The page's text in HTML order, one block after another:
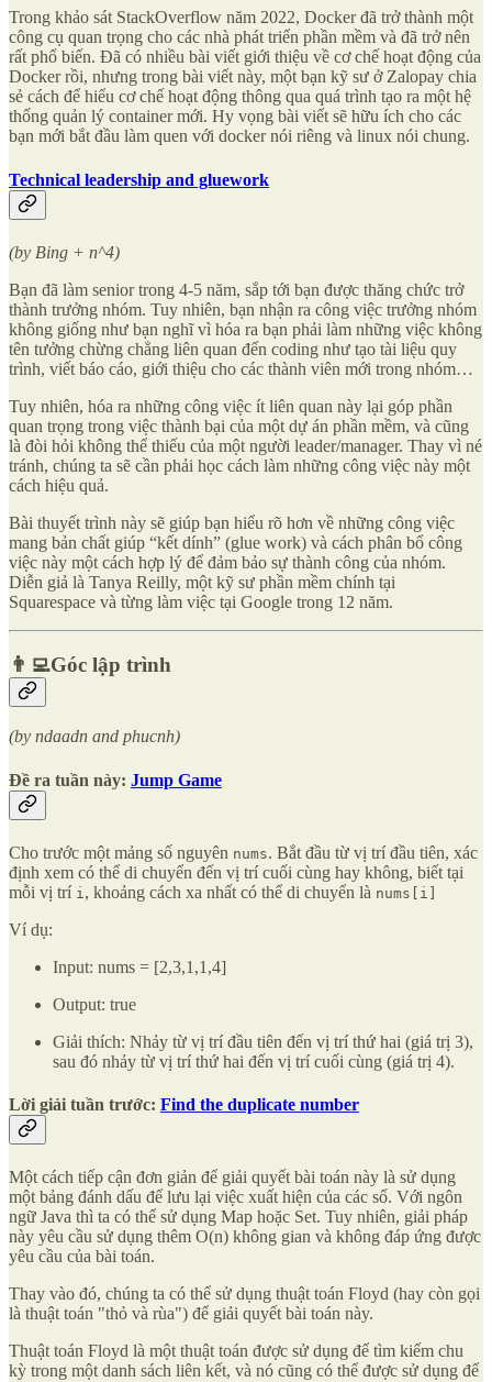
Trong khảo sát StackOverflow năm 2022, Docker đã trở thành một
công cụ quan trọng cho các nhà phát triển phần mềm và đã trở nên
rất phổ biến. Đã có nhiều bài viết giới thiệu về cơ chế hoạt động của
Docker rồi, nhưng trong bài viết này, một bạn kỹ sư ở Zalopay chia
sẻ cách để hiểu cơ chế hoạt động thông qua quá trình tạo ra một hệ
thống quản lý container mới. Hy vọng bài viết sẽ hữu ích cho các
bạn mới bắt đầu làm quen với docker nói riêng và linux nói chung.
Technical leadership and gluework
(by Bing + n^4)
Bạn đã làm senior trong 4-5 năm, sắp tới bạn được thăng chức trở
thành trưởng nhóm. Tuy nhiên, bạn nhận ra công việc trưởng nhóm
không giống như bạn nghĩ vì hóa ra bạn phải làm những việc không
tên tưởng chừng chẳng liên quan đến coding như tạo tài liệu quy
trình, viết báo cáo, giới thiệu cho các thành viên mới trong nhóm…
Tuy nhiên, hóa ra những công việc ít liên quan này lại góp phần
quan trọng trong việc thành bại của một dự án phần mềm, và cũng
là đòi hỏi không thể thiếu của một người leader/manager. Thay vì né
tránh, chúng ta sẽ cần phải học cách làm những công việc này một
cách hiệu quả.
Bài thuyết trình này sẽ giúp bạn hiểu rõ hơn về những công việc
mang bản chất giúp “kết dính” (glue work) và cách phân bổ công
việc này một cách hợp lý để đảm bảo sự thành công của nhóm.
Diễn giả là Tanya Reilly, một kỹ sư phần mềm chính tại
Squarespace và từng làm việc tại Google trong 12 năm.
👨‍💻Góc lập trình
(by ndaadn and phucnh)
Đề ra tuần này: Jump Game
Cho trước một mảng số nguyên nums. Bắt đầu từ vị trí đầu tiên, xác
định xem có thể di chuyển đến vị trí cuối cùng hay không, biết tại
mỗi vị trí i , khoảng cách xa nhất có thể di chuyển là nums[i]
Ví dụ:
Input: nums = [2,3,1,1,4]
Output: true
Giải thích: Nhảy từ vị trí đầu tiên đến vị trí thứ hai (giá trị 3),
sau đó nhảy từ vị trí thứ hai đến vị trí cuối cùng (giá trị 4).
Lời giải tuần trước: Find the duplicate number
Một cách tiếp cận đơn giản để giải quyết bài toán này là sử dụng
một bảng đánh dấu để lưu lại việc xuất hiện của các số. Với ngôn
ngữ Java thì ta có thể sử dụng Map hoặc Set. Tuy nhiên, giải pháp
này yêu cầu sử dụng thêm O(n) không gian và không đáp ứng được
yêu cầu của bài toán.
Thay vào đó, chúng ta có thể sử dụng thuật toán Floyd (hay còn gọi
là thuật toán "thỏ và rùa") để giải quyết bài toán này.
Thuật toán Floyd là một thuật toán được sử dụng để tìm kiếm chu
kỳ trong một danh sách liên kết, và nó cũng có thể được sử dụng để